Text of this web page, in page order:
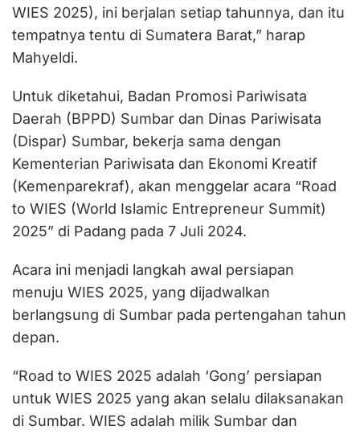
WIES 2025), ini berjalan setiap tahunnya, dan itu
tempatnya tentu di Sumatera Barat,” harap
Mahyeldi.
Untuk diketahui, Badan Promosi Pariwisata
Daerah (BPPD) Sumbar dan Dinas Pariwisata
(Dispar) Sumbar, bekerja sama dengan
Kementerian Pariwisata dan Ekonomi Kreatif
(Kemenparekraf), akan menggelar acara “Road
to WIES (World Islamic Entrepreneur Summit)
2025” di Padang pada 7 Juli 2024.
Acara ini menjadi langkah awal persiapan
menuju WIES 2025, yang dijadwalkan
berlangsung di Sumbar pada pertengahan tahun
depan.
“Road to WIES 2025 adalah ‘Gong’ persiapan
untuk WIES 2025 yang akan selalu dilaksanakan
di Sumbar. WIES adalah milik Sumbar dan